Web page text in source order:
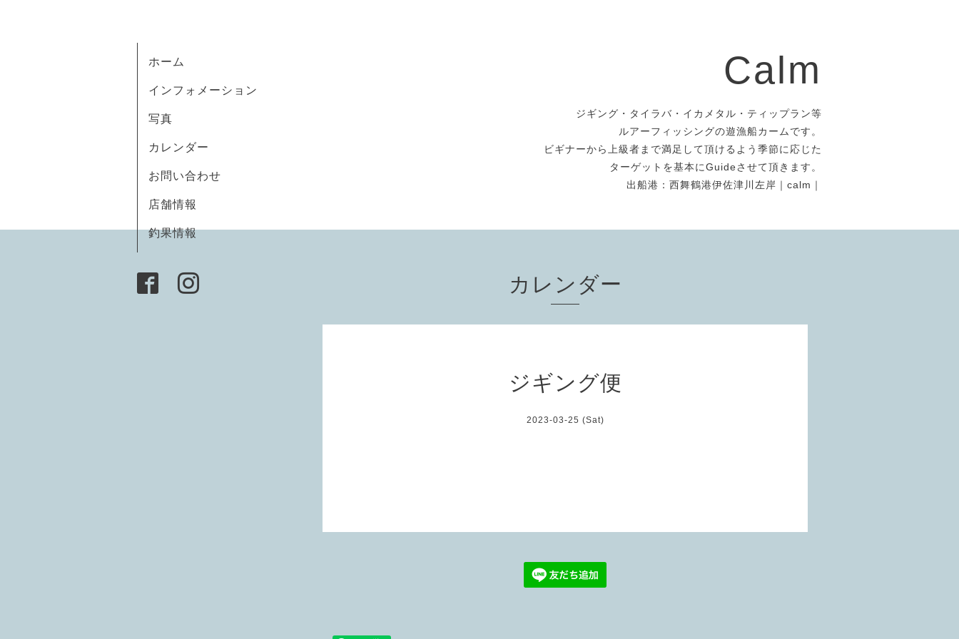
Calm
ジギング・タイラバ・イカメタル・ティップラン等
ルアーフィッシングの遊漁船カームです。
ビギナーから上級者まで満足して頂けるよう季節に応じた
ターゲットを基本にGuideさせて頂きます。
出船港：西舞鶴港伊佐津川左岸｜calm｜
ホーム
インフォメーション
写真
カレンダー
お問い合わせ
店舗情報
釣果情報
カレンダー
ジギング便
2023-03-25 (Sat)